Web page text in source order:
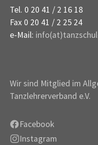
Tel. 0 20 41 / 2 16 18
Fax 0 20 41 / 2 25 24
e-Mail:
Wir sind Mitglied im
Tanzlehrerverband e.V.
Facebook
Instagram